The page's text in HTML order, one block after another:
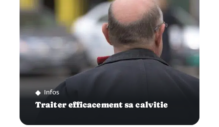
Infos
Traiter efficacement sa calvitie